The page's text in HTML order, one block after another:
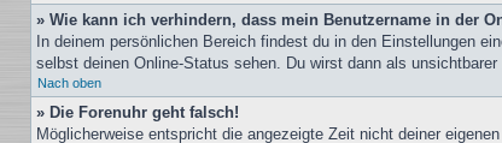
» Wie kann ich verhindern, dass mein Benutzername in der
In deinem persönlichen Bereich findest du in den Einstellungen
selbst deinen Online-Status sehen. Du wirst dann als
Nach oben
» Die Forenuhr geht falsch!
Möglicherweise entspricht die angezeigte Zeit nicht deiner